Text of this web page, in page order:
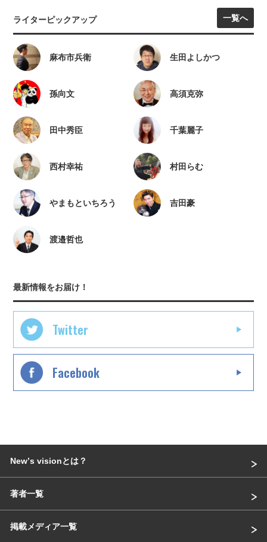
ライターピックアップ 一覧へ
麻布市兵衛 生田よしかつ
孫向文 高須克弥
田中秀臣 千葉麗子
西村幸祐 村田らむ
やまもといちろう 吉田豪
渡邉哲也
最新情報をお届け！
Twitter
Facebook
Newʼs visionとは？
著者一覧
掲載メディア一覧